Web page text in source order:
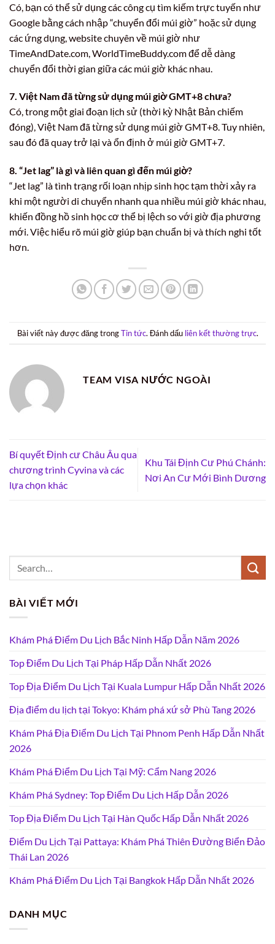
Có, bạn có thể sử dụng các công cụ tìm kiếm trực tuyến như
Google bằng cách nhập “chuyển đổi múi giờ” hoặc sử dụng
các ứng dụng, website chuyên về múi giờ như
TimeAndDate.com, WorldTimeBuddy.com để dễ dàng
chuyển đổi thời gian giữa các múi giờ khác nhau.
7. Việt Nam đã từng sử dụng múi giờ GMT+8 chưa?
Có, trong một giai đoạn lịch sử (thời kỳ Nhật Bản chiếm
đóng), Việt Nam đã từng sử dụng múi giờ GMT+8. Tuy nhiên,
sau đó đã quay trở lại và ổn định ở múi giờ GMT+7.
8. “Jet lag” là gì và liên quan gì đến múi giờ?
“Jet lag” là tình trạng rối loạn nhịp sinh học tạm thời xảy ra
khi một người di chuyển nhanh qua nhiều múi giờ khác nhau,
khiến đồng hồ sinh học cơ thể bị lệch so với giờ địa phương
mới. Việc hiểu rõ múi giờ giúp bạn chuẩn bị và thích nghi tốt
hơn.
Bài viết này được đăng trongTin tức. Đánh dấu liên kết thường trực.
TEAM VISA NƯỚC NGOÀI
Bí quyết Định cư Châu Âu qua
chương trình Cyvina và các
lựa chọn khác
Khu Tái Định Cư Phú Chánh:
Nơi An Cư Mới Bình Dương
BÀI VIẾT MỚI
Khám Phá Điểm Du Lịch Bắc Ninh Hấp Dẫn Năm 2026
Top Điểm Du Lịch Tại Pháp Hấp Dẫn Nhất 2026
Top Địa Điểm Du Lịch Tại Kuala Lumpur Hấp Dẫn Nhất 2026
Địa điểm du lịch tại Tokyo: Khám phá xứ sở Phù Tang 2026
Khám Phá Địa Điểm Du Lịch Tại Phnom Penh Hấp Dẫn Nhất
2026
Khám Phá Điểm Du Lịch Tại Mỹ: Cẩm Nang 2026
Khám Phá Sydney: Top Điểm Du Lịch Hấp Dẫn 2026
Top Địa Điểm Du Lịch Tại Hàn Quốc Hấp Dẫn Nhất 2026
Điểm Du Lịch Tại Pattaya: Khám Phá Thiên Đường Biển Đảo
Thái Lan 2026
Khám Phá Điểm Du Lịch Tại Bangkok Hấp Dẫn Nhất 2026
DANH MỤC